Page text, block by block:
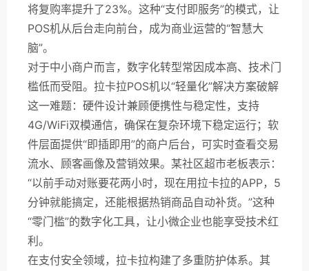
将复购率提升了23%。这种“支付即服务”的模式，让
POS机从后台走向前台，成为商业运营的“智慧大
脑”。
对于中小商户而言，数字化转型常因成本高、技术门
槛低而受阻。拉卡拉POS机以“轻量化”解决方案破解
这一难题：硬件设计兼顾便携性与稳定性，支持
4G/WiFi双模通信，确保在复杂环境下稳定运行；软
件层面提供“即插即用”的商户后台，可实时查看交易
流水、顾客画像及营销效果。某社区超市老板表示：
“以前手动对账要花两小时，现在用拉卡拉的APP，5
分钟就能搞定，还能根据热销商品自动补货。”这种
“零门槛”的数字化工具，让小微企业也能享受技术红
利。
在支付安全领域，拉卡拉构建了多重防护体系。其